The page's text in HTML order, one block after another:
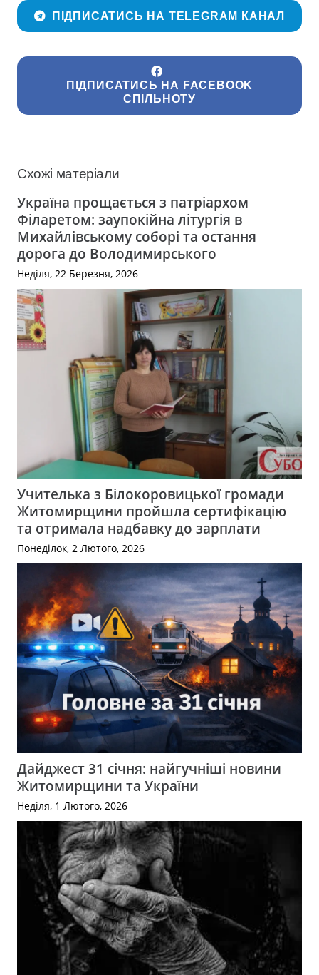
ПІДПИСАТИСЬ НА TELEGRAM КАНАЛ
ПІДПИСАТИСЬ НА FACEBOOK
СПІЛЬНОТУ
Схожі матеріали
Україна прощається з патріархом
Філаретом: заупокійна літургія в
Михайлівському соборі та остання
дорога до Володимирського
Неділя, 22 Березня, 2026
Учителька з Білокоровицької громади
Житомирщини пройшла сертифікацію
та отримала надбавку до зарплати
Понеділок, 2 Лютого, 2026
Дайджест 31 січня: найгучніші новини
Житомирщини та України
Неділя, 1 Лютого, 2026